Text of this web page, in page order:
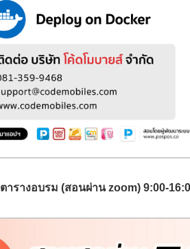
ตารางอบรม (สอนผ่าน zoom) 9:00-